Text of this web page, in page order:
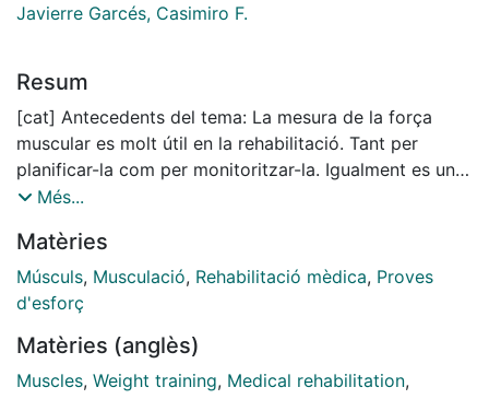
Javierre Garcés, Casimiro F.
Resum
[cat] Antecedents del tema: La mesura de la força
muscular es molt útil en la rehabilitació. Tant per
planificar-la com per monitoritzar-la. Igualment es una
eina fonamental en l’avaluació del dany corporal o
fiable de mesura de la força muscular dinàmica. No
obstant per la seva validesa s’ha de garantir que el
subjecte avaluat faci un esforç màxim. En certes
nivell de col•laboració durant la realització d'una
prova esdevé crucial per les possibles implicacions
Més...
Matèries
Músculs, Musculació, Rehabilitació mèdica, Proves
d'esforç
Matèries (anglès)
Muscles, Weight training, Medical rehabilitation,